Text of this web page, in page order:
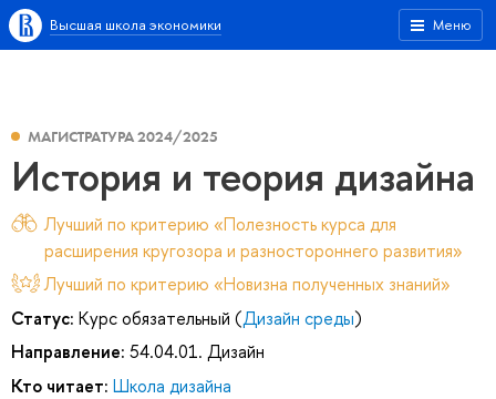
Меню
Высшая школа экономики
МАГИСТРАТУРА 2024/2025
История и теория дизайна
Лучший по критерию «Полезность курса для
расширения кругозора и разностороннего развития»
Лучший по критерию «Новизна полученных знаний»
Статус: Курс обязательный (Дизайн среды)
Направление: 54.04.01. Дизайн
Кто читает: Школа дизайна